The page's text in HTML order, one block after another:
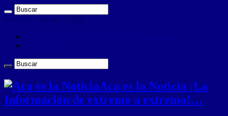
domingo , agosto 9 2026
Aca es la Noticia ¡La
Información de extremo a extremo!…